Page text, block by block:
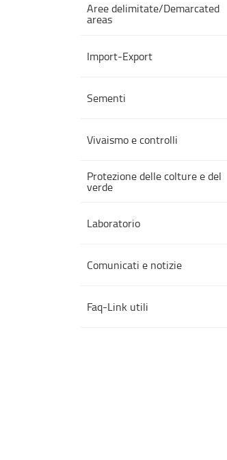
Aree delimitate/Demarcated
areas
Import-Export
Sementi
Vivaismo e controlli
Protezione delle colture e del
verde
Laboratorio
Comunicati e notizie
Faq-Link utili